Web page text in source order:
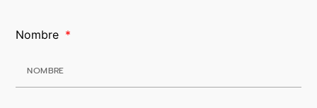
Nombre